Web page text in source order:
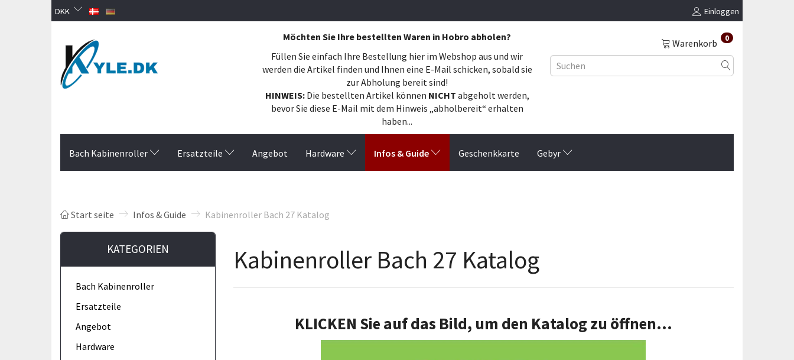
DKK Einloggen
Möchten Sie Ihre bestellten Waren in Hobro abholen?
Füllen Sie einfach Ihre Bestellung hier im Webshop aus und wir
werden die Artikel finden und Ihnen eine E-Mail schicken, sobald sie
zur Abholung bereit sind!
HINWEIS:Die bestellten Artikel können NICHT abgeholt werden,
bevor Sie diese E-Mail mit dem Hinweis „abholbereit“ erhalten
haben...
Warenkorb 0
Bach Kabinenroller Ersatzteile Angebot Hardware Infos & Guide Geschenkkarte Gebyr
Start seite Infos & Guide Kabinenroller Bach 27 Katalog
KATEGORIEN
Bach Kabinenroller
Ersatzteile
Angebot
Hardware
Kabinenroller Bach 27 Katalog
KLICKEN Sie auf das Bild, um den Katalog zu öffnen...